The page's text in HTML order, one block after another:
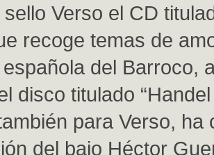
Verso el CD
recoge temas de
del Barroco,
disco titulado
para Verso, ha
del bajo Héctor